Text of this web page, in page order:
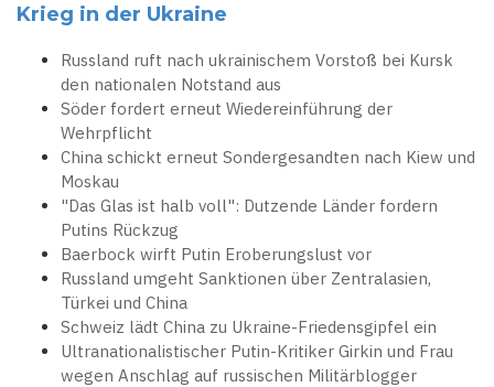
Krieg in der Ukraine
Russland ruft nach ukrainischem Vorstoß bei Kursk
den nationalen Notstand aus
Söder fordert erneut Wiedereinführung der
Wehrpflicht
China schickt erneut Sondergesandten nach Kiew und
Moskau
"Das Glas ist halb voll": Dutzende Länder fordern
Putins Rückzug
Baerbock wirft Putin Eroberungslust vor
Russland umgeht Sanktionen über Zentralasien,
Türkei und China
Schweiz lädt China zu Ukraine-Friedensgipfel ein
Ultranationalistischer Putin-Kritiker Girkin und Frau
wegen Anschlag auf russischen Militärblogger